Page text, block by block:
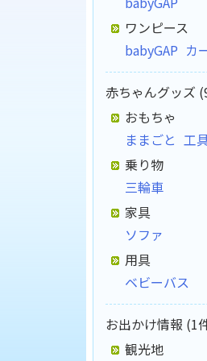
ワンピース
babyGAP カ
赤ちゃんグッズ
おもちゃ
ままごと 工
乗り物
三輪車
家具
ソファ
用具
ベビーバス
お出かけ情報 (1
観光地